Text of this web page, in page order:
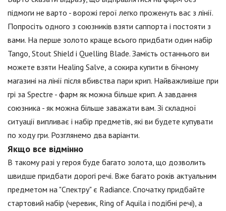
підмоги не варто - ворожі герої легко проженуть вас з лінії.
Попросіть одного з союзників взяти саппорта і постояти з
вами. На перше золото краще всього придбати один набір
Tango, Stout Shield і Quelling Blade. Замість останнього ви
можете взяти Healing Salve, а сокира купити в бічному
магазині на лінії після вбивства пари крип. Найважливіше при
грі за Spectre - фарм як можна більше крип. А завдання
союзника - як можна більше заважати вам. Зі складної
ситуації випливає і набір предметів, які ви будете купувати
по ходу гри. Розглянемо два варіанти.
Якщо все відмінно
В такому разі у героя буде багато золота, що дозволить
швидше придбати дорогі речі. Вже багато років актуальним
предметом на "Спектру" є Radiance. Спочатку придбайте
стартовий набір (черевик, Ring of Aquila і подібні речі), а